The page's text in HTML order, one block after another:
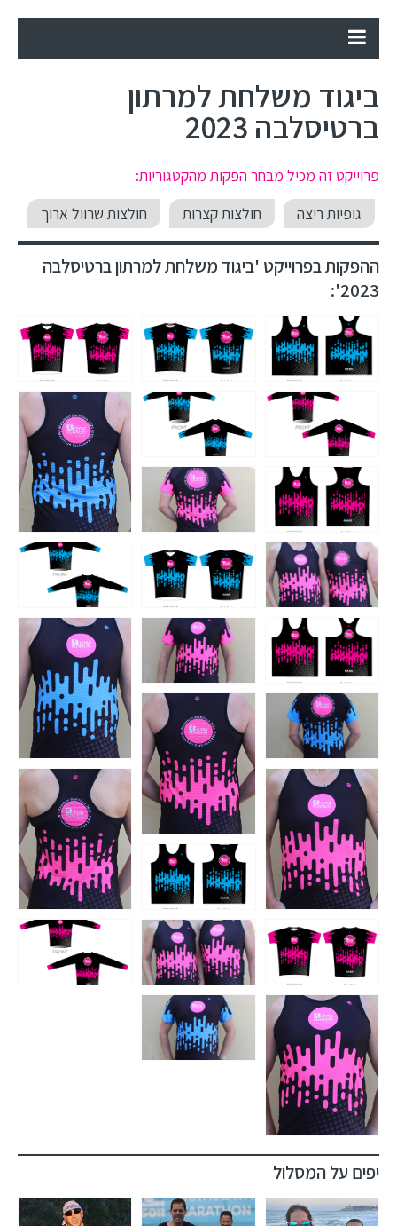
ביגוד משלחת למרתון
ברטיסלבה 2023
פרוייקט זה מכיל מבחר הפקות מהקטגוריות:
גופיות ריצה
חולצות קצרות חולצות שרוול ארוך
ההפקות בפרוייקט 'ביגוד משלחת למרתון ברטיסלבה
2023':
יפים על המסלול